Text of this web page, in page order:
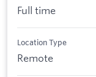
Full time
Location Type
Remote